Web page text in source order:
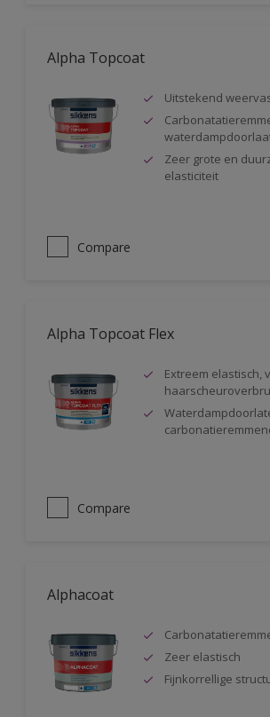
Alpha Topcoat
Uitstekend
Zeer grote en
elasticiteit
Compare
Alpha Topcoat Flex
Extreem elastisch,
Compare
Alphacoat
Zeer elastisch
Fijnkorrellige